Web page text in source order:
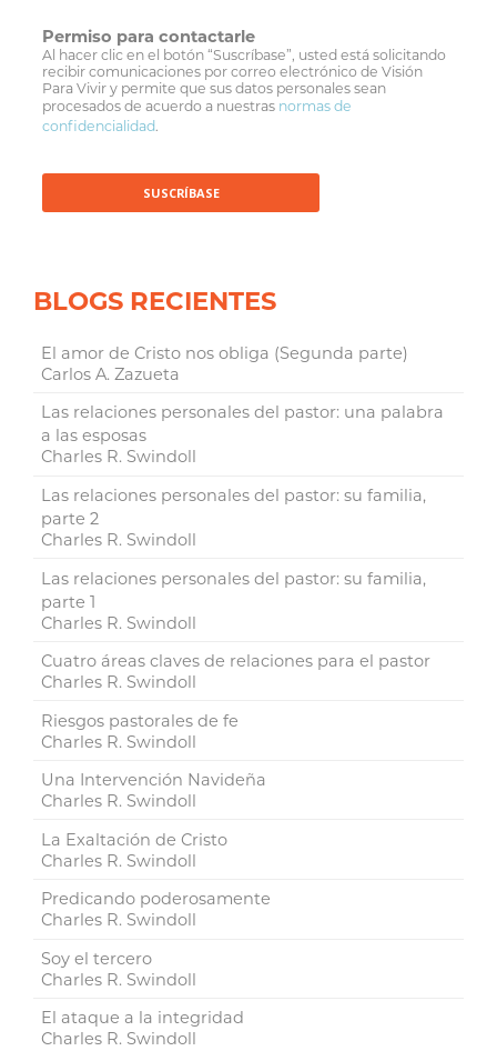
Permiso para contactarle
Al hacer clic en el botón “Suscríbase”, usted está solicitando
recibir comunicaciones por correo electrónico de Visión
Para Vivir y permite que sus datos personales sean
procesados de acuerdo a nuestras normas de
confidencialidad.
BLOGS RECIENTES
El amor de Cristo nos obliga (Segunda parte)
Carlos A. Zazueta
Las relaciones personales del pastor: una palabra
a las esposas
Charles R. Swindoll
Las relaciones personales del pastor: su familia,
parte 2
Charles R. Swindoll
Las relaciones personales del pastor: su familia,
parte 1
Charles R. Swindoll
Cuatro áreas claves de relaciones para el pastor
Charles R. Swindoll
Riesgos pastorales de fe
Charles R. Swindoll
Una Intervención Navideña
Charles R. Swindoll
La Exaltación de Cristo
Charles R. Swindoll
Predicando poderosamente
Charles R. Swindoll
Soy el tercero
Charles R. Swindoll
El ataque a la integridad
Charles R. Swindoll